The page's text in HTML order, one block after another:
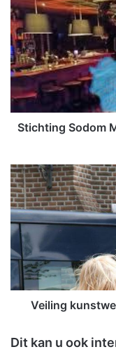
t
i
c
h
t
i
n
g
o
m
M
e
t
l
i
h
Stichting Sodom
V
e
i
l
i
g
u
w
Veiling
Dit kan u ook